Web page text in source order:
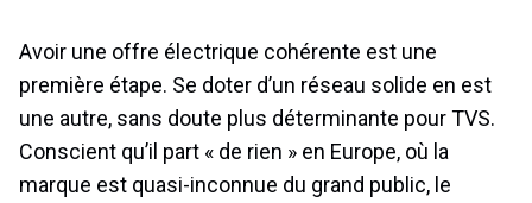
Avoir une offre électrique cohérente est une
première étape. Se doter d’un réseau solide en est
une autre, sans doute plus déterminante pour TVS.
Conscient qu’il part « de rien » en Europe, où la
marque est quasi-inconnue du grand public, le